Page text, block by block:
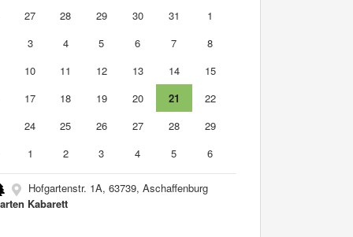
27 28 29 30 31
1
3 4 5 6 7
8
10 11 12 13 14
15
17 18 19 20 21
22
24 25 26 27 28
29
1 2 3 4 5 6
Hofgartenstr. 1A, 63739, Aschaffenburg
Kabarett